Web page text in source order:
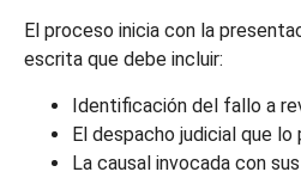
El proceso inicia con la
escrita que debe incluir:
Identificación del fallo a
El despacho judicial que lo
La causal invocada con